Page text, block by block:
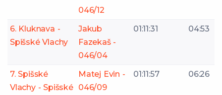
046/12
6. Kluknava -
Spišské Vlachy
Jakub
Fazekaš -
046/04
01:11:31 04:53
7. Spišské
Vlachy - Spišské
Matej Evin -
046/09
01:11:57 06:26